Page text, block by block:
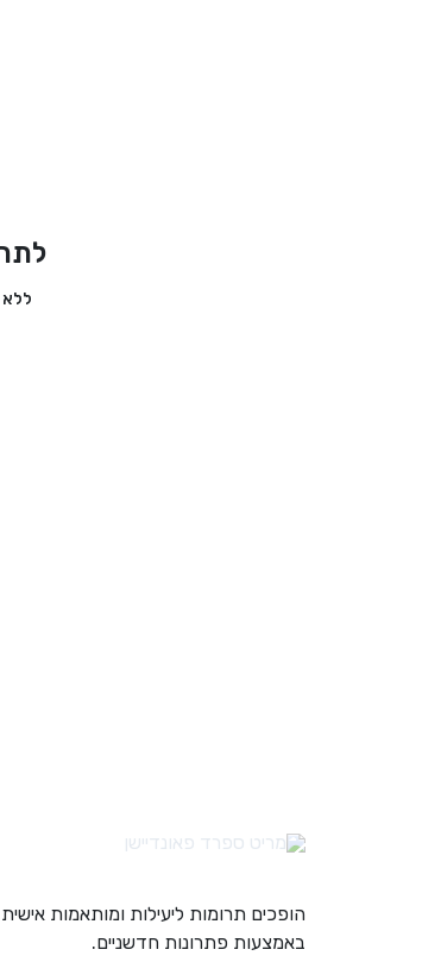
הופכים תרומות ליעילות ומותאמות אישית
באמצעות פתרונות חדשניים.